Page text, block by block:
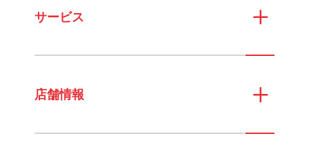
サービス
店舗情報